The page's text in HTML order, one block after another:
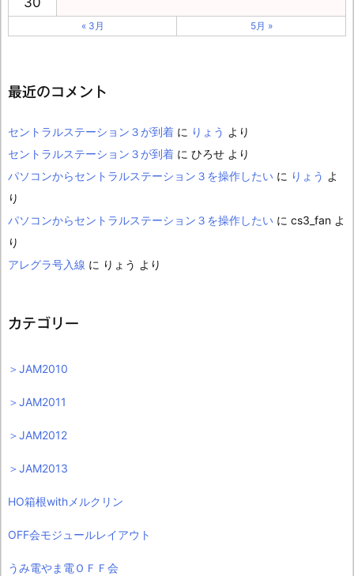
« 3月 5月 »
最近のコメント
セントラルステーション３が到着 に りょう より
セントラルステーション３が到着 に ひろせ より
パソコンからセントラルステーション３を操作したい に りょう よ
り
パソコンからセントラルステーション３を操作したい に cs3_fan よ
り
アレグラ号入線 に りょう より
カテゴリー
＞JAM2010
＞JAM2011
＞JAM2012
＞JAM2013
HO箱根withメルクリン
OFF会モジュールレイアウト
うみ電やま電ＯＦＦ会